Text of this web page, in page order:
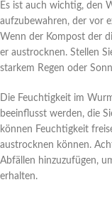
Es ist auch wichtig, den
aufzubewahren, der vor
Wenn der Kompost der
er austrocknen. Stellen
starkem Regen oder
Die Feuchtigkeit im
beeinflusst werden, die
können Feuchtigkeit
austrocknen können.
Abfällen hinzuzufügen,
erhalten.